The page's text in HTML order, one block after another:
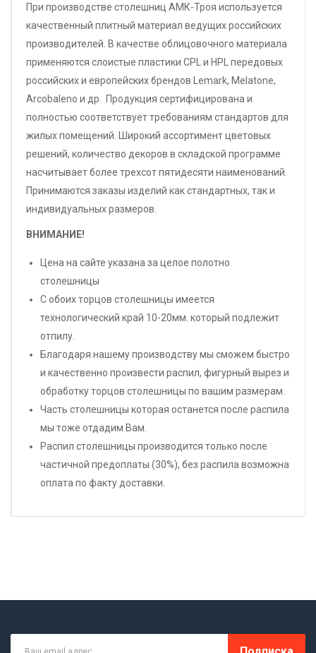
При производстве столешниц АМК-Троя используется
качественный плитный материал ведущих российских
производителей. В качестве облицовочного материала
применяются слоистые пластики CPL и HPL передовых
российских и европейских брендов Lemark, Melatone,
Arcobaleno и др. Продукция сертифицирована и
полностью соответствует требованиям стандартов для
жилых помещений. Широкий ассортимент цветовых
решений, количество декоров в складской программе
насчитывает более трехсот пятидесяти наименований.
Принимаются заказы изделий как стандартных, так и
индивидуальных размеров.
ВНИМАНИЕ!
Цена на сайте указана за целое полотно
столешницы
С обоих торцов столешницы имеется
технологический край 10-20мм. который подлежит
отпилу.
Благодаря нашему производству мы сможем быстро
и качественно произвести распил, фигурный вырез и
обработку торцов столешницы по вашим размерам.
Часть столешницы которая останется после распила
мы тоже отдадим Вам.
Распил столешницы производится только после
частичной предоплаты (30%), без распила возможна
оплата по факту доставки.